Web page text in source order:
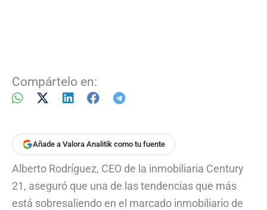
Compártelo en:
Añade a Valora Analitik como tu fuente
Alberto Rodríguez, CEO de la inmobiliaria Century
21, aseguró que una de las tendencias que más
está sobresaliendo en el marcado inmobiliario de